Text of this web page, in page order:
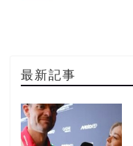
最新記事